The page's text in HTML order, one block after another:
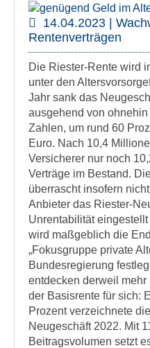
14.04.2023 |
Rentenverträgen
Die Riester-Rente wird
unter den
Jahr sank das
ausgehend von
Zahlen, um rund 60
Euro. Nach 10,4
Versicherer nur noch
Verträge im Bestand.
überrascht insofern
Anbieter das Riester-
Unrentabilität
wird maßgeblich die
„Fokusgruppe private
Bundesregierung
entdecken derweil
der Basisrente für sich:
Prozent verzeichnete
Neugeschäft 2022. Mit
Beitragsvolumen setzt